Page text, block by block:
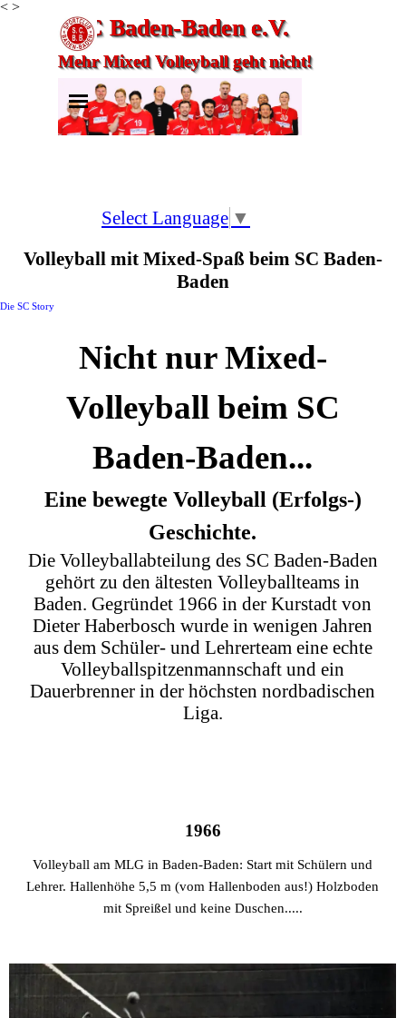
< >
Direkt zum SeiteninhaltSC Baden-Baden e.V.
Mehr Mixed Volleyball geht nicht!
Menü überspringen
Select Language ▼
Volleyball mit Mixed-Spaß beim SC Baden-
Baden
Die SC Story
Nicht nur Mixed-
Volleyball beim SC
Baden-Baden...
Eine bewegte Volleyball (Erfolgs-)
Geschichte.
Die Volleyballabteilung des SC Baden-Baden
gehört zu den ältesten Volleyballteams in
Baden. Gegründet 1966 in der Kurstadt von
Dieter Haberbosch wurde in wenigen Jahren
aus dem Schüler- und Lehrerteam eine echte
Volleyballspitzenmannschaft und ein
Dauerbrenner in der höchsten nordbadischen
Liga.
1966
Volleyball am MLG in Baden-Baden: Start mit Schülern und
Lehrer. Hallenhöhe 5,5 m (vom Hallenboden aus!) Holzboden
mit Spreißel und keine Duschen.....